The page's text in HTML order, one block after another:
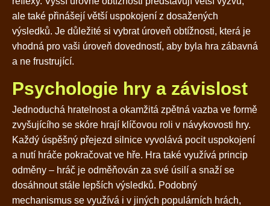
ale také přinášejí větší uspokojení z dosažených
výsledků. Je důležité si vybrat úroveň obtížnosti, která je
vhodná pro vaši úroveň dovedností, aby byla hra zábavná
a ne frustrující.
Psychologie hry a závislost
Jednoduchá hratelnost a okamžitá zpětná vazba ve formě
zvyšujícího se skóre hrají klíčovou roli v návykovosti hry.
Každý úspěšný přejezd silnice vyvolává pocit uspokojení
a nutí hráče pokračovat ve hře. Hra také využívá princip
odměny – hráč je odměňován za své úsilí a snaží se
dosáhnout stále lepších výsledků. Podobný
mechanismus se využívá i v jiných populárních hrách,